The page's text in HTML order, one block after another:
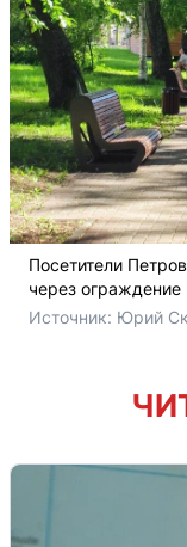
Посетители
через ограждение
Источник: Юрий